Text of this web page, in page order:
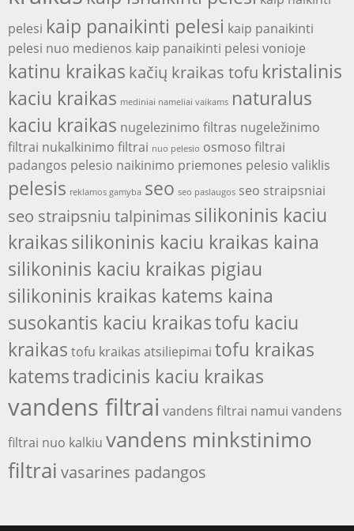
pelesi kaip panaikinti pelesi kaip panaikinti
pelesi nuo medienos kaip panaikinti pelesi vonioje
katinu kraikas kačių kraikas tofu kristalinis
kaciu kraikas mediniai nameliai vaikams naturalus
kaciu kraikas nugelezinimo filtras nugeležinimo
filtrai nukalkinimo filtrai nuo pelesio osmoso filtrai
padangos pelesio naikinimo priemones pelesio valiklis
pelesis reklamos gamyba seo seo paslaugos seo straipsniai
seo straipsniu talpinimas silikoninis kaciu
kraikassilikoninis kaciu kraikas kaina
silikoninis kaciu kraikas pigiau
silikoninis kraikas katems kaina
susokantis kaciu kraikastofu kaciu
kraikas tofu kraikas atsiliepimai tofu kraikas
katemstradicinis kaciu kraikas
vandens filtrai vandens filtrai namui vandens
filtrai nuo kalkiu vandens minkstinimo
filtrai vasarines padangos